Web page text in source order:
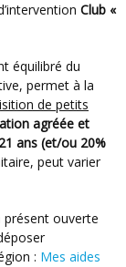
Club «
permet à la
de petits
agréée et
ans (et/ou 20%
peut varier
: Mes aides